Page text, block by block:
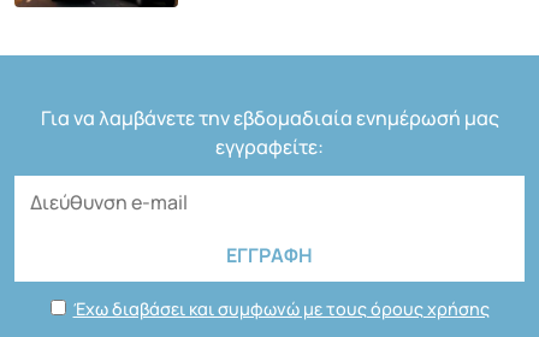
Για να λαμβάνετε την εβδομαδιαία ενημέρωσή μας
εγγραφείτε:
Έχω διαβάσει και συμφωνώ με τους όρους χρήσης